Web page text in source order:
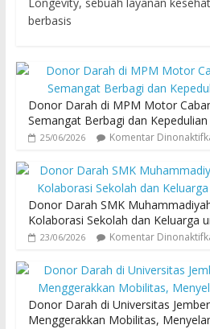
berbasis
Donor Darah di MPM Motor
Semangat Berbagi dan
25/06/2026 Komentar
Donor Darah SMK
Kolaborasi Sekolah dan Keluarga
23/06/2026 Komentar
Donor Darah di Universitas
Menggerakkan Mobilitas,